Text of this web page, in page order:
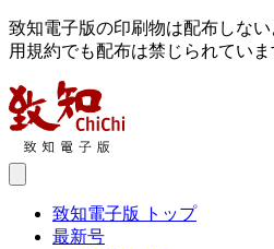
致知電子版の印刷物は配布しな
用規約でも配布は禁じられていま
致知電子版 トップ
最新号